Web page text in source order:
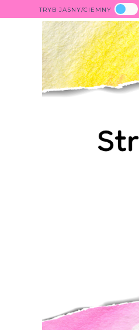
TRYB JASNY/CIEMNY